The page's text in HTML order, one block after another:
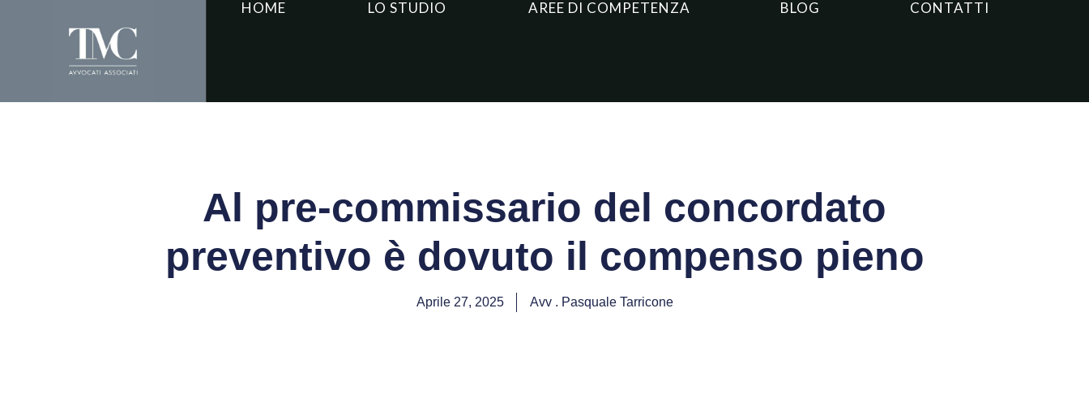
HOME LO STUDIO AREE DI COMPETENZA BLOG CONTATTI
Al pre-commissario del concordato
preventivo è dovuto il compenso pieno
Aprile 27, 2025 Avv . Pasquale Tarricone